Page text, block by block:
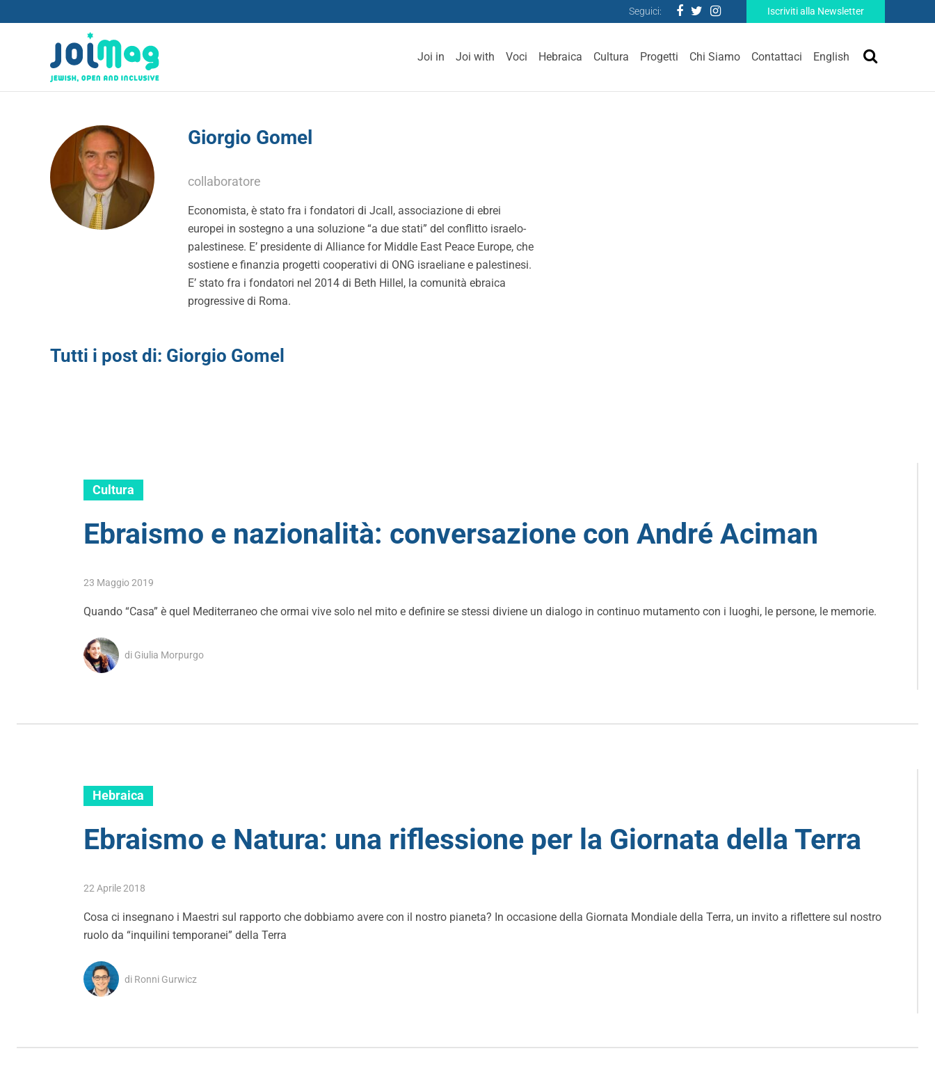
Seguici: Iscriviti alla Newsletter
Joi in Joi with Voci Hebraica Cultura Progetti Chi Siamo Contattaci English
Giorgio Gomel
collaboratore
Economista, è stato fra i fondatori di Jcall, associazione di ebrei
europei in sostegno a una soluzione “a due stati” del conflitto israelo-
palestinese. E’ presidente di Alliance for Middle East Peace Europe, che
sostiene e finanzia progetti cooperativi di ONG israeliane e palestinesi.
E’ stato fra i fondatori nel 2014 di Beth Hillel, la comunità ebraica
progressive di Roma.
Tutti i post di: Giorgio Gomel
Cultura
Ebraismo e nazionalità: conversazione con André Aciman
23 Maggio 2019
Quando “Casa” è quel Mediterraneo che ormai vive solo nel mito e definire se stessi diviene un dialogo in continuo mutamento con i luoghi, le persone, le memorie.
di Giulia Morpurgo
Hebraica
Ebraismo e Natura: una riflessione per la Giornata della Terra
22 Aprile 2018
Cosa ci insegnano i Maestri sul rapporto che dobbiamo avere con il nostro pianeta? In occasione della Giornata Mondiale della Terra, un invito a riflettere sul nostro
ruolo da “inquilini temporanei” della Terra
di Ronni Gurwicz